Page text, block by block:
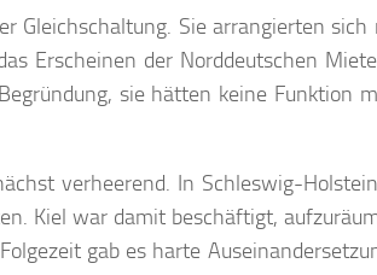
Gleichschaltung. Sie arrangierten sich
Erscheinen der Norddeutschen
sie hätten keine Funktion
verheerend. In Schleswig-
Kiel war damit beschäftigt,
gab es harte